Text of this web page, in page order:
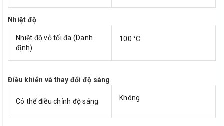
Nhiệt độ
Nhiệt độ vỏ tối đa (Danh
định)
100 °C
Điều khiển và thay đổi độ sáng
Có thể điều chỉnh độ sáng Không